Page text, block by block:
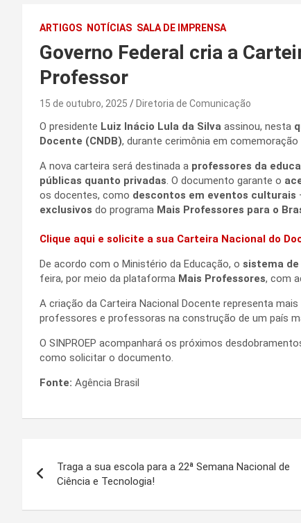
ARTIGOS NOTÍCIAS SALA DE IMPRENSA
Governo Federal cria a
Professor
15 de outubro, 2025 Diretoria de Comunicação
O presidente Luiz Inácio Lula da Silva assinou, nesta
Docente (CNDB), durante cerimônia em comemoração
A nova carteira será destinada a professores da
públicas quanto privadas. O documento garante o
os docentes, como descontos em eventos culturais
exclusivos do programa Mais Professores para o
Clique aqui e solicite a sua Carteira Nacional do
De acordo com o Ministério da Educação, o sistema de
feira, por meio da plataforma Mais Professores, com
A criação da Carteira Nacional Docente representa
professores e professoras na construção de um país
O SINPROEP acompanhará os próximos
como solicitar o documento.
Fonte: Agência Brasil
de
Post
Traga a sua escola para a 22ª Semana Nacional de
Ciência e Tecnologia!